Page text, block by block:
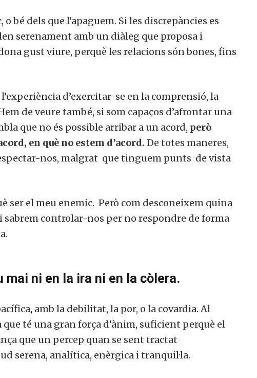
bé dels que l’apaguem. Si les discrepàncies es
serenament amb un diàleg que proposa i
gust viure, perquè les relacions són bones, fins
d’exercitar-se en la comprensió, la
de veure també, si som capaços d’afrontar una
que no és possible arribar a un acord, però
en què no estem d’acord. De totes maneres,
nos, malgrat que tinguem punts de vista
ser el meu enemic. Però com desconeixem quina
sabrem controlar-nos per no respondre de forma
mai ni en la ira ni en la còlera.
amb la debilitat, la por, o la covardia. Al
té una gran força d’ànim, suficient perquè el
que un percep quan se sent tractat
serena, analítica, enèrgica i tranquil·la.